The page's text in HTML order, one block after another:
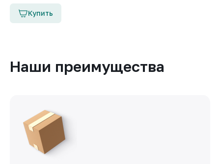
Купить
Наши преимущества